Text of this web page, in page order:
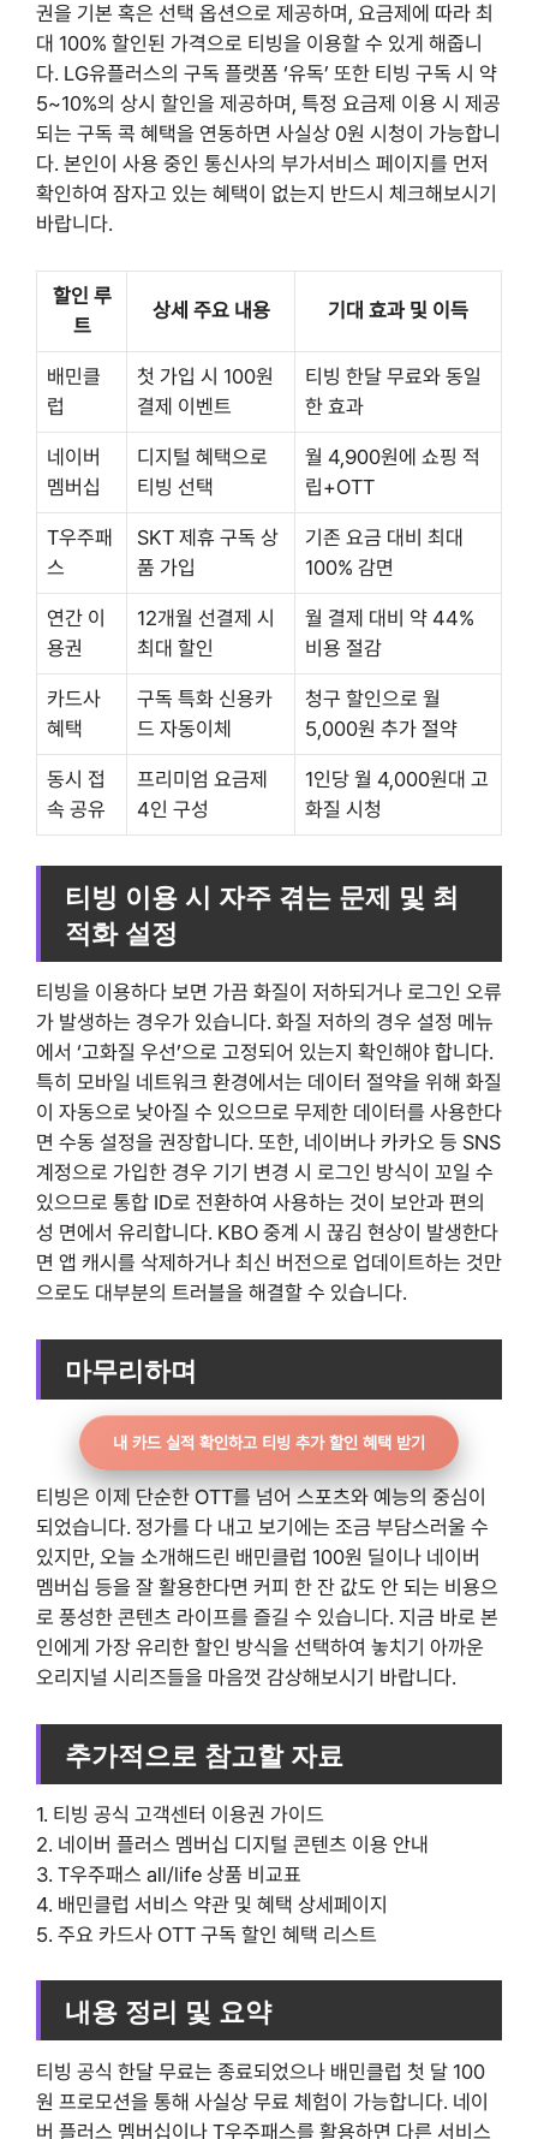
권을 기본 혹은 선택 옵션으로 제공하며, 요금제에 따라 최
대 100% 할인된 가격으로 티빙을 이용할 수 있게 해줍니
다. LG유플러스의 구독 플랫폼 ‘유독’ 또한 티빙 구독 시 약
5~10%의 상시 할인을 제공하며, 특정 요금제 이용 시 제공
되는 구독 콕 혜택을 연동하면 사실상 0원 시청이 가능합니
다. 본인이 사용 중인 통신사의 부가서비스 페이지를 먼저
확인하여 잠자고 있는 혜택이 없는지 반드시 체크해보시기
바랍니다.
할인 루
트
상세 주요 내용 기대 효과 및 이득
배민클
럽
첫 가입 시 100원
결제 이벤트
티빙 한달 무료와 동일
한 효과
네이버
멤버십
디지털 혜택으로
티빙 선택
월 4,900원에 쇼핑 적
립+OTT
T우주패
스
SKT 제휴 구독 상
품 가입
기존 요금 대비 최대
100% 감면
연간 이
용권
12개월 선결제 시
최대 할인
월 결제 대비 약 44%
비용 절감
카드사
혜택
구독 특화 신용카
드 자동이체
청구 할인으로 월
5,000원 추가 절약
동시 접
속 공유
프리미엄 요금제
4인 구성
1인당 월 4,000원대 고
화질 시청
티빙 이용 시 자주 겪는 문제 및 최
적화 설정
티빙을 이용하다 보면 가끔 화질이 저하되거나 로그인 오류
가 발생하는 경우가 있습니다. 화질 저하의 경우 설정 메뉴
에서 ‘고화질 우선’으로 고정되어 있는지 확인해야 합니다.
특히 모바일 네트워크 환경에서는 데이터 절약을 위해 화질
이 자동으로 낮아질 수 있으므로 무제한 데이터를 사용한다
면 수동 설정을 권장합니다. 또한, 네이버나 카카오 등 SNS
계정으로 가입한 경우 기기 변경 시 로그인 방식이 꼬일 수
있으므로 통합 ID로 전환하여 사용하는 것이 보안과 편의
성 면에서 유리합니다. KBO 중계 시 끊김 현상이 발생한다
면 앱 캐시를 삭제하거나 최신 버전으로 업데이트하는 것만
으로도 대부분의 트러블을 해결할 수 있습니다.
마무리하며
내 카드 실적 확인하고 티빙 추가 할인 혜택 받기
티빙은 이제 단순한 OTT를 넘어 스포츠와 예능의 중심이
되었습니다. 정가를 다 내고 보기에는 조금 부담스러울 수
있지만, 오늘 소개해드린 배민클럽 100원 딜이나 네이버
멤버십 등을 잘 활용한다면 커피 한 잔 값도 안 되는 비용으
로 풍성한 콘텐츠 라이프를 즐길 수 있습니다. 지금 바로 본
인에게 가장 유리한 할인 방식을 선택하여 놓치기 아까운
오리지널 시리즈들을 마음껏 감상해보시기 바랍니다.
추가적으로 참고할 자료
1. 티빙 공식 고객센터 이용권 가이드
2. 네이버 플러스 멤버십 디지털 콘텐츠 이용 안내
3. T우주패스 all/life 상품 비교표
4. 배민클럽 서비스 약관 및 혜택 상세페이지
5. 주요 카드사 OTT 구독 할인 혜택 리스트
내용 정리 및 요약
티빙 공식 한달 무료는 종료되었으나 배민클럽 첫 달 100
원 프로모션을 통해 사실상 무료 체험이 가능합니다. 네이
버 플러스 멤버십이나 T우주패스를 활용하면 다른 서비스